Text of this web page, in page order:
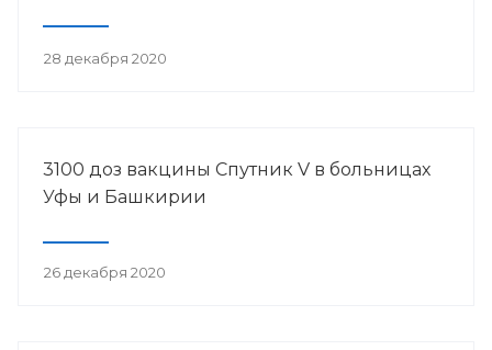
28 декабря 2020
3100 доз вакцины Спутник V в больницах
Уфы и Башкирии
26 декабря 2020